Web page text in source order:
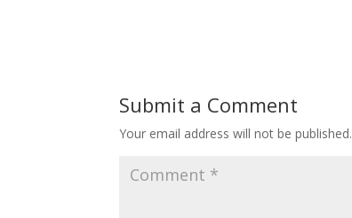
Submit a Comment
Your email address will not be published.